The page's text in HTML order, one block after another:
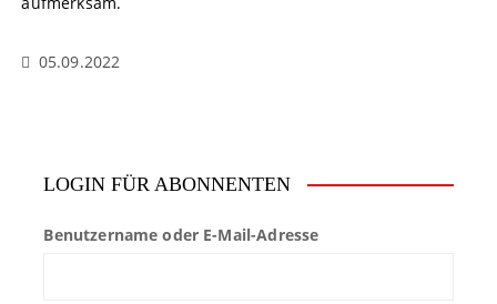
05.09.2022
LOGIN FÜR ABONNENTEN
Benutzername oder E-Mail-Adresse